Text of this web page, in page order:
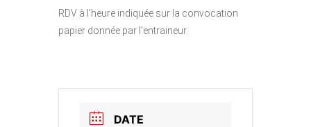
RDV à l’heure indiquée sur la convocation
papier donnée par l’entraineur.
DATE